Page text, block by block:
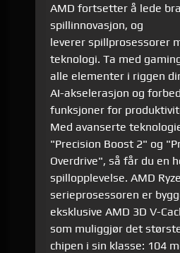
AMD fortsetter å lede
spillinnovasjon, og
leverer spillprosessorer
teknologi. Ta med
alle elementer i riggen
AI-akselerasjon og
funksjoner for
Med avanserte
"Precision Boost 2" og
Overdrive", så får du en
spillopplevelse. AMD
serieprosessoren er
eksklusive AMD 3D V-
som muliggjør det
chipen i sin klasse: 104